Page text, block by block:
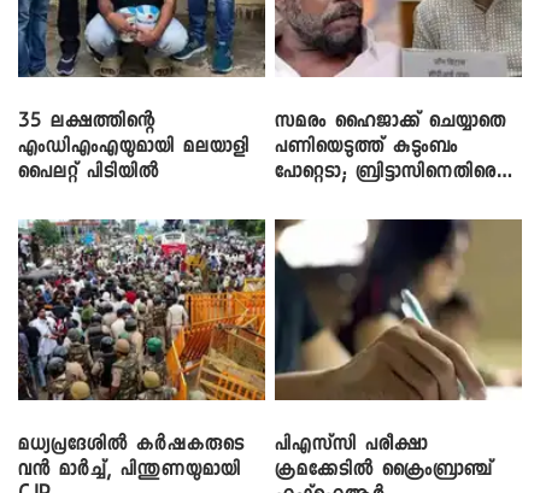
35 ലക്ഷത്തിന്റെ
എംഡിഎംഎയുമായി മലയാളി
പൈലറ്റ് പിടിയിൽ
സമരം ഹൈജാക്ക് ചെയ്യാതെ
പണിയെടുത്ത് കുടുംബം
പോറ്റെടാ; ബ്രിട്ടാസിനെതിരെ
മധ്യപ്രദേശിൽ കർഷകരുടെ
വൻ മാർച്ച്, പിന്തുണയുമായി
പിഎസ്‌സി പരീക്ഷാ
ക്രമക്കേ‌ടിൽ ക്രൈംബ്രാഞ്ച്